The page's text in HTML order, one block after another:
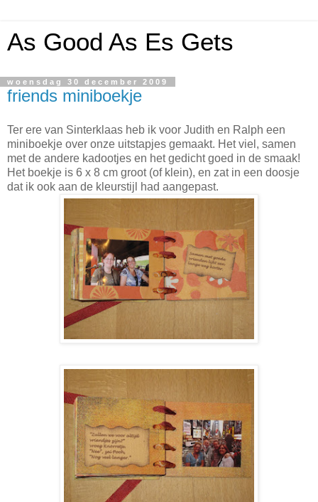
As Good As Es Gets
woensdag 30 december 2009
friends miniboekje
Ter ere van Sinterklaas heb ik voor Judith en Ralph een
miniboekje over onze uitstapjes gemaakt. Het viel, samen
met de andere kadootjes en het gedicht goed in de smaak!
Het boekje is 6 x 8 cm groot (of klein), en zat in een doosje
dat ik ook aan de kleurstijl had aangepast.